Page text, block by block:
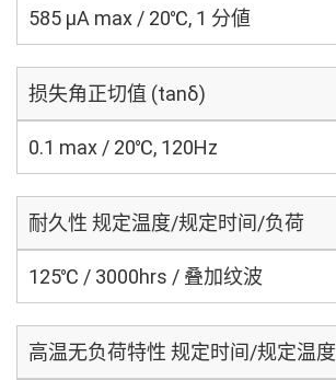
585 μA max / 20℃, 1 分値
损失角正切值 (tanδ)
0.1 max / 20℃, 120Hz
耐久性 规定温度/规定时间/负荷
125℃ / 3000hrs / 叠加纹波
高温无负荷特性 规定时间/规定温度